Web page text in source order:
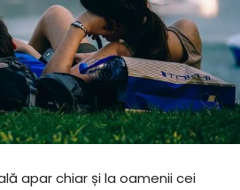
apar chiar și la oamenii cei